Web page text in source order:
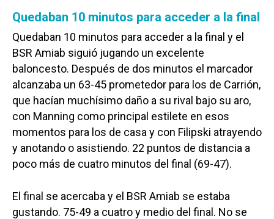
Quedaban 10 minutos para acceder a la final
Quedaban 10 minutos para acceder a la final y el
BSR Amiab siguió jugando un excelente
baloncesto. Después de dos minutos el marcador
alcanzaba un 63-45 prometedor para los de Carrión,
que hacían muchísimo daño a su rival bajo su aro,
con Manning como principal estilete en esos
momentos para los de casa y con Filipski atrayendo
y anotando o asistiendo. 22 puntos de distancia a
poco más de cuatro minutos del final (69-47).
El final se acercaba y el BSR Amiab se estaba
gustando. 75-49 a cuatro y medio del final. No se